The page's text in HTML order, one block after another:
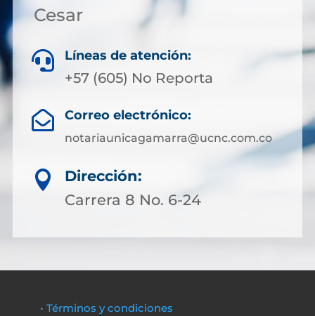
Cesar
 Líneas de atención:
+57 (605) No Reporta
 Correo electrónico:
notariaunicagamarra@ucnc.com.co

Dirección:
Carrera 8 No. 6-24
• Términos y condiciones